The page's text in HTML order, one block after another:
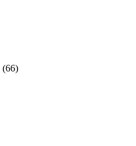
(66)